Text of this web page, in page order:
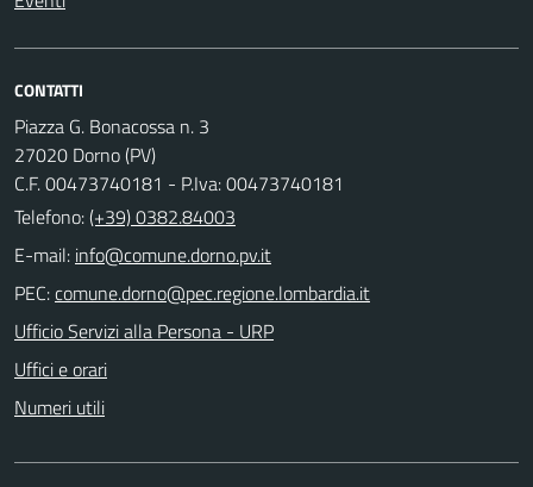
CONTATTI
Piazza G. Bonacossa n. 3
27020 Dorno (PV)
C.F. 00473740181 - P.Iva: 00473740181
Telefono:(+39) 0382.84003
E-mail:
PEC:
Ufficio Servizi alla Persona - URP
Uffici e orari
Numeri utili